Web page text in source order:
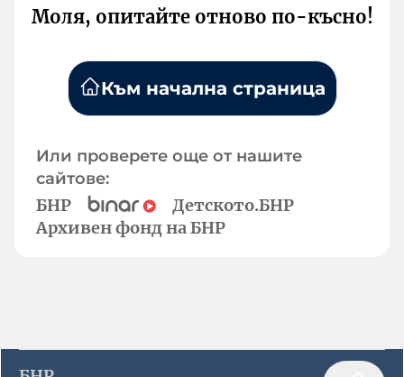
Моля, опитайте отново по-късно!
Към начална страница
Или проверете още от нашите
сайтове:
БНР
Детското.БНР
Архивен фонд на БНР